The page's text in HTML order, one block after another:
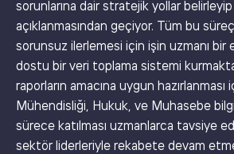
sorunlarına dair stratejik yollar belirleyip
açıklanmasından geçiyor. Tüm bu
sorunsuz ilerlemesi için işin uzmanı bir
dostu bir veri toplama sistemi
raporların amacına uygun hazırlanması
Mühendisliği, Hukuk, ve Muhasebe
sürece katılması uzmanlarca tavsiye
sektör liderleriyle rekabete devam